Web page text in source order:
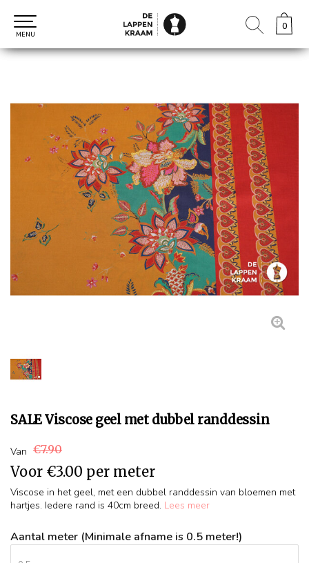
0
0
MENU
SALE Viscose geel met dubbel randdessin
Van €7.90
Voor €3.00 per meter
Viscose in het geel, met een dubbel randdessin van bloemen met
hartjes. Iedere rand is 40cm breed. Lees meer
Aantal meter (Minimale afname is 0.5 meter!)